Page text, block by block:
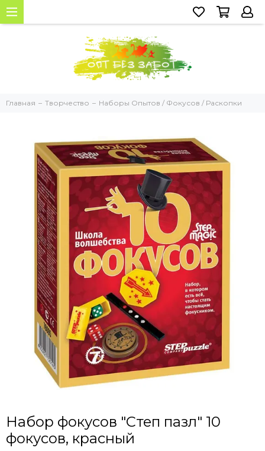
Главная Творчество Наборы Опытов / Фокусов / Раскопки
Набор фокусов "Степ пазл" 10
фокусов, красный